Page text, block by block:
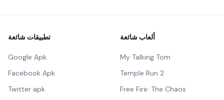
تطبيقات شائعة
Google Apk
Facebook Apk
Twitter apk
ألعاب شائعة
My Talking Tom
Temple Run 2
Free Fire: The Chaos